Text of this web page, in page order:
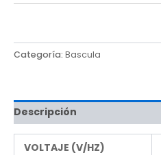
Categoría: Bascula
Descripción
VOLTAJE (V/HZ)